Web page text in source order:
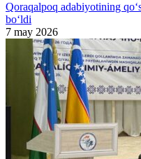
Qoraqalpoq adabiyotining
bo‘ldi
7 may 2026